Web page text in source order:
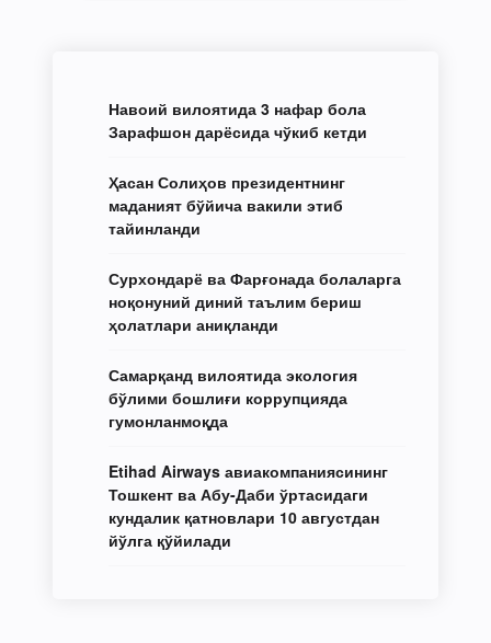
Навоий вилоятида 3 нафар бола
Зарафшон дарёсида чўкиб кетди
Ҳасан Солиҳов президентнинг
маданият бўйича вакили этиб
тайинланди
Сурхондарё ва Фарғонада болаларга
ноқонуний диний таълим бериш
ҳолатлари аниқланди
Самарқанд вилоятида экология
бўлими бошлиғи коррупцияда
гумонланмоқда
Etihad Airways авиакомпаниясининг
Тошкент ва Абу-Даби ўртасидаги
кундалик қатновлари 10 августдан
йўлга қўйилади